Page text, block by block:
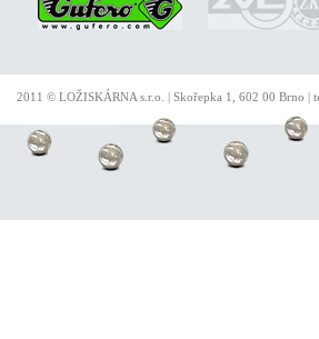
2011 © LOŽISKÁRNA s.r.o. | Skořepka 1, 602 00 Brno |